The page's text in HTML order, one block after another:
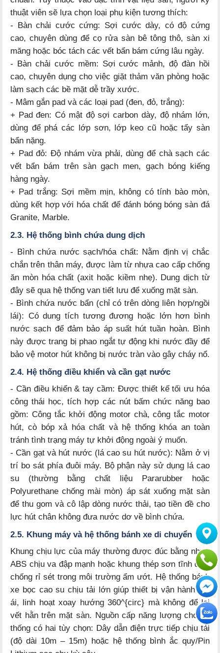
thuật viên sẽ lựa chọn loại phụ kiện tương thích:
- Bàn chải cước cứng: Sợi cước dày, có độ cứng
cao, chuyên dùng để cọ rửa sàn bê tông thô, sàn xi
măng hoặc bóc tách các vết bẩn bám cứng lâu ngày.
- Bàn chải cước mềm: Sợi cước mảnh, độ đàn hồi
cao, chuyên dụng cho việc giặt thảm văn phòng hoặc
làm sạch các bề mặt dễ trầy xước.
- Mâm gắn pad và các loại pad (đen, đỏ, trắng):
+ Pad đen: Có mật độ sợi carbon dày, độ nhám lớn,
dùng để phá các lớp sơn, lớp keo cũ hoặc tẩy sàn
bẩn nặng.
+ Pad đỏ: Độ nhám vừa phải, dùng để chà sạch các
vết bẩn bám trên sàn gạch men, gạch bóng kiếng
hàng ngày.
+ Pad trắng: Sợi mềm mịn, không có tính bào mòn,
dùng kết hợp với hóa chất để đánh bóng bóng sàn đá
Granite, Marble.
2.3. Hệ thống bình chứa dung dịch
- Bình chứa nước sạch/hóa chất: Nằm định vị chắc
chắn trên thân máy, được làm từ nhựa cao cấp chống
ăn mòn hóa chất (axit hoặc kiềm nhẹ). Dung dịch từ
đây sẽ qua hệ thống van tiết lưu để xuống mặt sàn.
- Bình chứa nước bẩn (chỉ có trên dòng liên hợp/ngồi
lái): Có dung tích tương đương hoặc lớn hơn bình
nước sạch để đảm bảo áp suất hút tuần hoàn. Bình
này được trang bị phao ngắt tự động khi nước đầy để
bảo vệ motor hút không bị nước tràn vào gây cháy nổ.
2.4. Hệ thống điều khiển và cần gạt nước
- Cần điều khiển & tay cầm: Được thiết kế tối ưu hóa
công thái học, tích hợp các nút bấm chức năng bao
gồm: Công tắc khởi động motor chà, công tắc motor
hút, cò bóp xả hóa chất và hệ thống khóa an toàn
tránh tình trạng máy tự khởi động ngoài ý muốn.
- Cần gạt và hút nước (lá cao su hút nước): Nằm ở vị
trí bo sát phía đuôi máy. Bộ phận này sử dụng lá cao
su (thường bằng chất liệu Pararubber hoặc
Polyurethane chống mài mòn) áp sát xuống mặt sàn
để thu gom và cô lập dòng nước thải, tạo tiền đề cho
lực hút chân không đưa nước dơ về bình chứa.
2.5. Khung máy và hệ thống bánh xe di chuyển
Khung chịu lực của máy thường được đúc bằng nhựa
ABS chịu va đập mạnh hoặc khung thép sơn tĩnh điện
chống rỉ sét trong môi trường ẩm ướt. Hệ thống bánh
xe bọc cao su chịu tải lớn giúp thiết bị vận hành êm
ái, linh hoạt xoay hướng 360^{circ} mà không để lại
vết hằn trên mặt sàn. Nguồn cấp năng lượng cho hệ
thống có hai tùy chọn: Dây dẫn điện trực tiếp chịu tải
(độ dài 10m – 15m) hoặc hệ thống bình ắc quy/Pin